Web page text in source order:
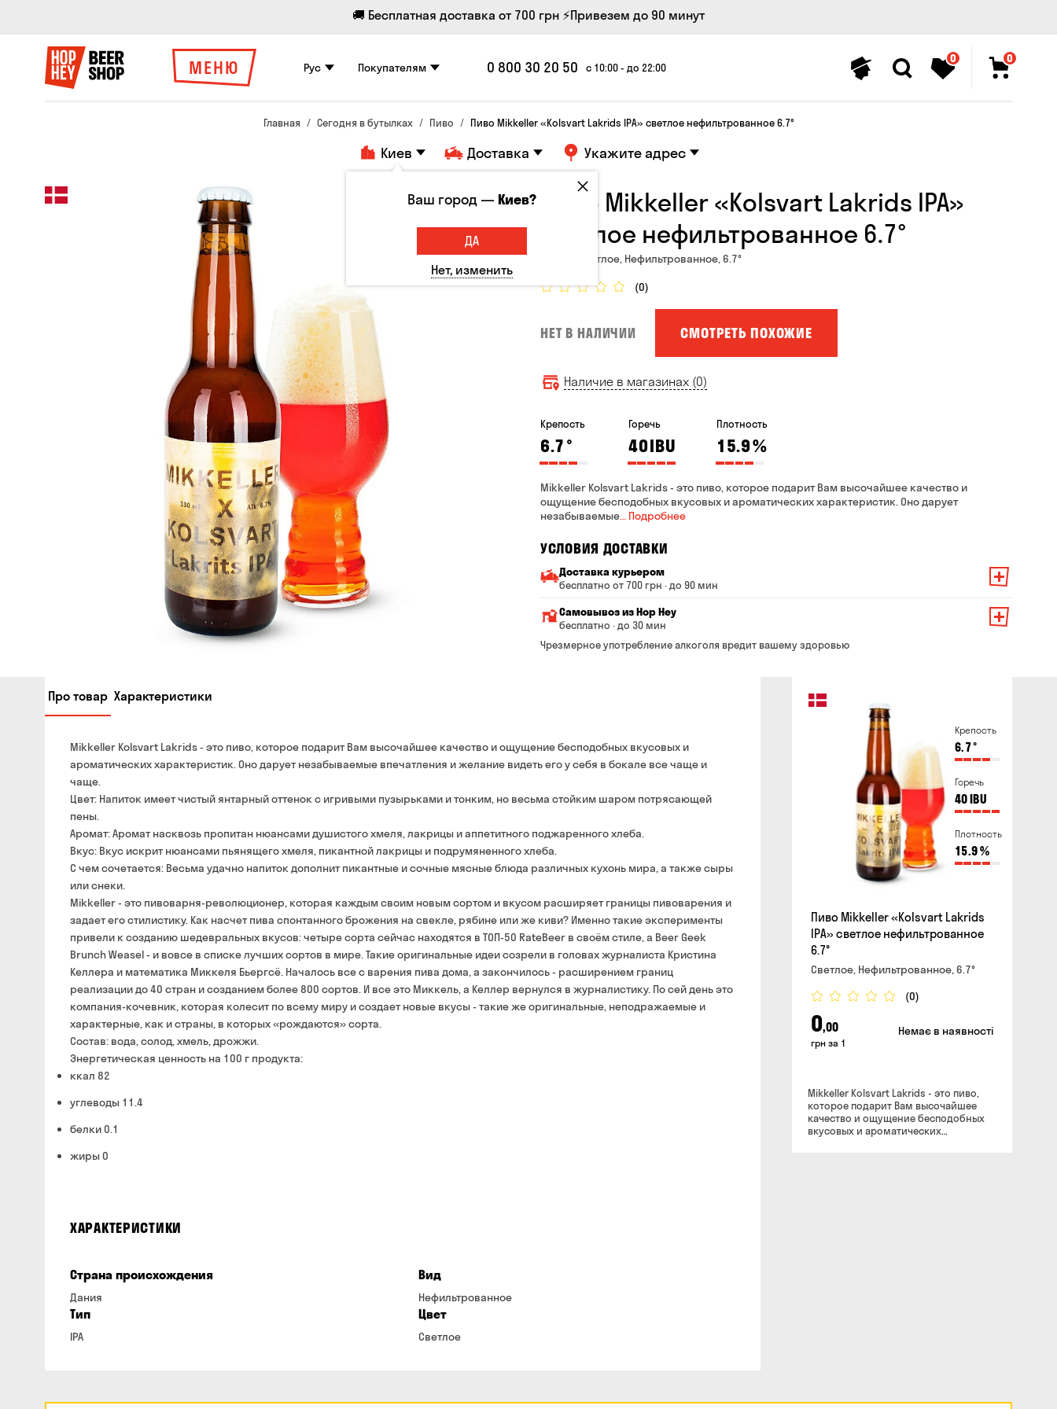
🚚 Бесплатная доставка от 700 грн ⚡Привезем до 90 минут
МЕНЮ Рус Покупателям 0 800 30 20 50 с 10:00 - до 22:00
0 0
Главная Сегодня в бутылках Пиво Пиво Mikkeller «Kolsvart Lakrids IPA» светлое нефильтрованное 6.7°
Киев Доставка Укажите адрес
Пиво Mikkeller «Kolsvart Lakrids IPA»
светлое нефильтрованное 6.7°
Дания, Светлое, Нефильтрованное, 6.7°
(0)
НЕТ В НАЛИЧИИ СМОТРЕТЬ ПОХОЖИЕ
Наличие в магазинах (0)
Крепость
6.7°
Горечь
40IBU
Плотность
15.9%
Mikkeller Kolsvart Lakrids - это пиво, которое подарит Вам высочайшее качество и
ощущение бесподобных вкусовых и ароматических характеристик. Оно дарует
незабываемые… Подробнее
УСЛОВИЯ ДОСТАВКИ
Доставка курьером
бесплатно от 700 грн · до 90 мин
Минимальная сумма всего заказа — 200 грн
Стоимость доставки зависит от суммы всего заказа:
От 200 до 299 грн
бесплатно
Срок доставки — до 90 минут
*на время доставки могут влиять воздушные тревоги
наличными курьеру
банковской картой на сайте
Самовывоз из Hop Hey
бесплатно · до 30 мин
Минимальная сумма всего заказа — 250 грн
Можете без очереди забрать из магазина в удобное для Вас время
банковской картой на сайте и в магазине
Чрезмерное употребление алкоголя вредит вашему здоровью
Крепость
6.7°
Горечь
40IBU
Плотность
15.9%
Пиво Mikkeller «Kolsvart Lakrids
IPA» светлое нефильтрованное
6.7°
Светлое, Нефильтрованное, 6.7°
(0)
0,00
грн за 1
Немає в наявності
Mikkeller Kolsvart Lakrids - это пиво,
которое подарит Вам высочайшее
качество и ощущение бесподобных
вкусовых и ароматических
Про товар Характеристики
Mikkeller Kolsvart Lakrids - это пиво, которое подарит Вам высочайшее качество и ощущение бесподобных вкусовых и
ароматических характеристик. Оно дарует незабываемые впечатления и желание видеть его у себя в бокале все чаще и
чаще.
Цвет: Напиток имеет чистый янтарный оттенок с игривыми пузырьками и тонким, но весьма стойким шаром потрясающей
пены.
Аромат: Аромат насквозь пропитан нюансами душистого хмеля, лакрицы и аппетитного поджаренного хлеба.
Вкус: Вкус искрит нюансами пьянящего хмеля, пикантной лакрицы и подрумяненного хлеба.
С чем сочетается: Весьма удачно напиток дополнит пикантные и сочные мясные блюда различных кухонь мира, а также сыры
или снеки.
Mikkeller - это пивоварня-революционер, которая каждым своим новым сортом и вкусом расширяет границы пивоварения и
задает его стилистику. Как насчет пива спонтанного брожения на свекле, рябине или же киви? Именно такие эксперименты
привели к созданию шедевральных вкусов: четыре сорта сейчас находятся в ТОП-50 RateBeer в своём стиле, а Beer Geek
Brunch Weasel - и вовсе в списке лучших сортов в мире. Такие оригинальные идеи созрели в головах журналиста Кристина
Келлера и математика Миккеля Бьергсё. Началось все с варения пива дома, а закончилось - расширением границ
реализации до 40 стран и созданием более 800 сортов. И все это Миккель, а Келлер вернулся в журналистику. По сей день это
компания-кочевник, которая колесит по всему миру и создает новые вкусы - такие же оригинальные, неподражаемые и
характерные, как и страны, в которых «рождаются» сорта.
Состав: вода, солод, хмель, дрожжи.
Энергетическая ценность на 100 г продукта:
ккал 82
углеводы 11.4
белки 0.1
жиры 0
ХАРАКТЕРИСТИКИ
Страна происхождения
Дания
Тип
IPA
Вид
Нефильтрованное
Цвет
Светлое
Ваш город —Киев?
ДА
Нет, изменить